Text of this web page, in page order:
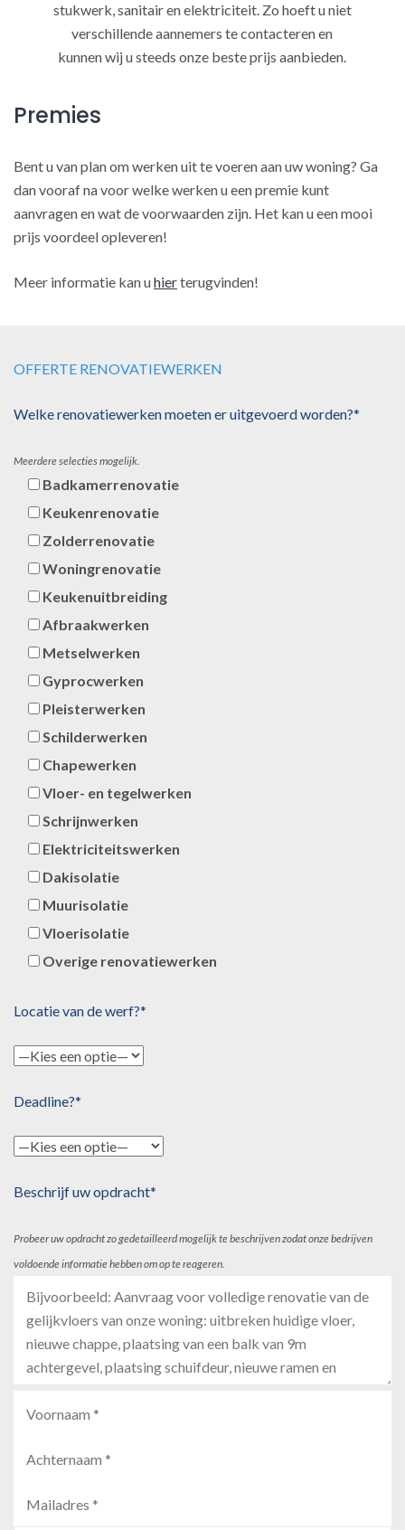
stukwerk, sanitair en elektriciteit. Zo hoeft u niet
verschillende aannemers te contacteren en
kunnen wij u steeds onze beste prijs aanbieden.
Premies
Bent u van plan om werken uit te voeren aan uw woning? Ga
dan vooraf na voor welke werken u een premie kunt
aanvragen en wat de voorwaarden zijn. Het kan u een mooi
prijs voordeel opleveren!
Meer informatie kan uhierterugvinden!
OFFERTE RENOVATIEWERKEN
Welke renovatiewerken moeten er uitgevoerd worden?*
Meerdere selecties mogelijk.
Badkamerrenovatie
Keukenrenovatie
Zolderrenovatie
Woningrenovatie
Keukenuitbreiding
Afbraakwerken
Metselwerken
Gyprocwerken
Pleisterwerken
Schilderwerken
Chapewerken
Vloer- en tegelwerken
Schrijnwerken
Elektriciteitswerken
Dakisolatie
Muurisolatie
Vloerisolatie
Overige renovatiewerken
Locatie van de werf?*
Deadline?*
Beschrijf uw opdracht*
Probeer uw opdracht zo gedetailleerd mogelijk te beschrijven zodat onze bedrijven
voldoende informatie hebben om op te reageren.